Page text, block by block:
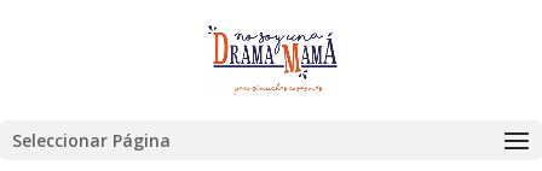
Seleccionar Página